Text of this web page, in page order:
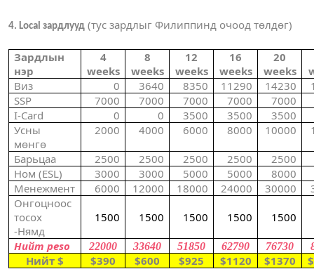
4. Local зардлууд (тус зардлыг Филиппинд очоод төлдөг)
Зардлын
нэр
4
weeks
8
weeks
12
weeks
16
weeks
20
weeks
Виз
0 3640 8350 11290 14230
SSP
7000 7000 7000 7000 7000
I-Card
0 0 3500 3500 3500
Усны
мөнгө
2000 4000 6000 8000 10000
Барьцаа 2500 2500 2500 2500
2500
Ном(ESL) 3000 3000 5000 5000
8000
Менежмент
6000 12000 18000 24000 30000
Онгоцноос
тосох
-Нямд
1500 1500 1500 1500 1500
Нийтpeso 22000 33640 51850 62790 76730
Нийт $ $390 $600 $925 $1120 $1370